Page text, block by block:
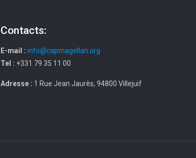
Contacts:
E-mail : info@capmagellan.org
Tel : +331 79 35 11 00
Adresse : 1 Rue Jean Jaurès, 94800 Villejuif